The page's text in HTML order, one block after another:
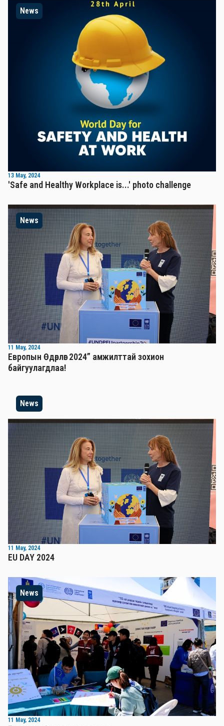
News
13 May, 2024
'Safe and Healthy Workplace is...' photo challenge
News
11 May, 2024
Европын Өдөрлөг 2024” амжилттай зохион
байгуулагдлаа!
News
11 May, 2024
EU DAY 2024
News
11 May, 2024